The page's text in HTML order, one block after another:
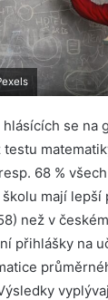
se na
68 %
mají lepší
než v
přihlášky na